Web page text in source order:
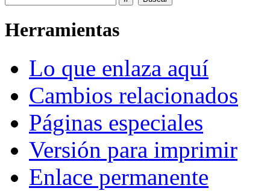
Herramientas
Lo que enlaza aquí
Cambios relacionados
Páginas especiales
Versión para imprimir
Enlace permanente